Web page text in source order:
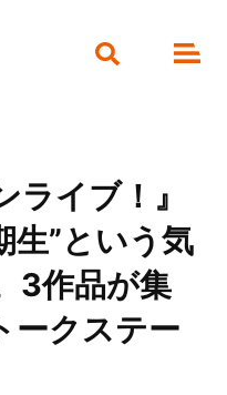
ライブ！』
生”という気
3作品が集
ークステー